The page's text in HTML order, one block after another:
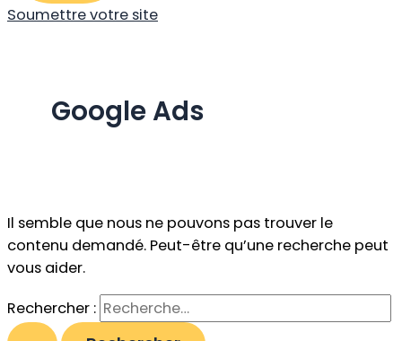
Soumettre votre site
Google Ads
Il semble que nous ne pouvons pas trouver le
contenu demandé. Peut-être qu’une recherche peut
vous aider.
Rechercher :